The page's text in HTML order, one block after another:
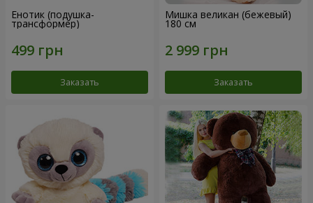
Енотик (подушка-
трансформер)
Заказать
Мишка великан (бежевый)
180 см
Заказать